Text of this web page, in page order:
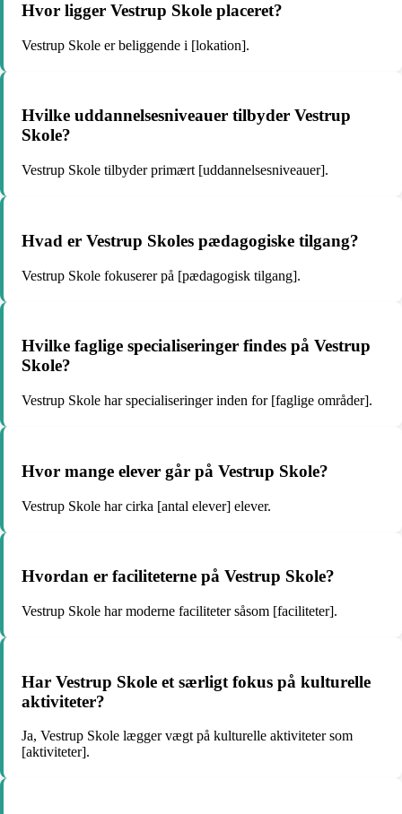
Hvor ligger Vestrup Skole placeret?
Vestrup Skole er beliggende i [lokation].
Hvilke uddannelsesniveauer tilbyder Vestrup
Skole?
Vestrup Skole tilbyder primært [uddannelsesniveauer].
Hvad er Vestrup Skoles pædagogiske tilgang?
Vestrup Skole fokuserer på [pædagogisk tilgang].
Hvilke faglige specialiseringer findes på Vestrup
Skole?
Vestrup Skole har specialiseringer inden for [faglige områder].
Hvor mange elever går på Vestrup Skole?
Vestrup Skole har cirka [antal elever] elever.
Hvordan er faciliteterne på Vestrup Skole?
Vestrup Skole har moderne faciliteter såsom [faciliteter].
Har Vestrup Skole et særligt fokus på kulturelle
aktiviteter?
Ja, Vestrup Skole lægger vægt på kulturelle aktiviteter som
[aktiviteter].